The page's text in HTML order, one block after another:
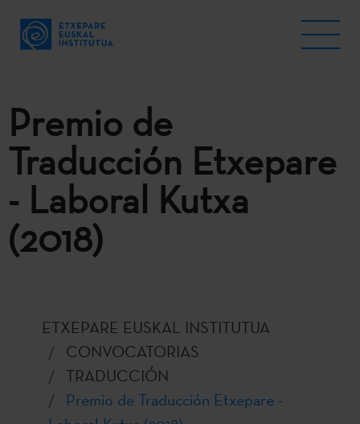
Premio de
Traducción Etxepare
- Laboral Kutxa
(2018)
ETXEPARE EUSKAL INSTITUTUA
CONVOCATORIAS
TRADUCCIÓN
Premio de Traducción Etxepare -